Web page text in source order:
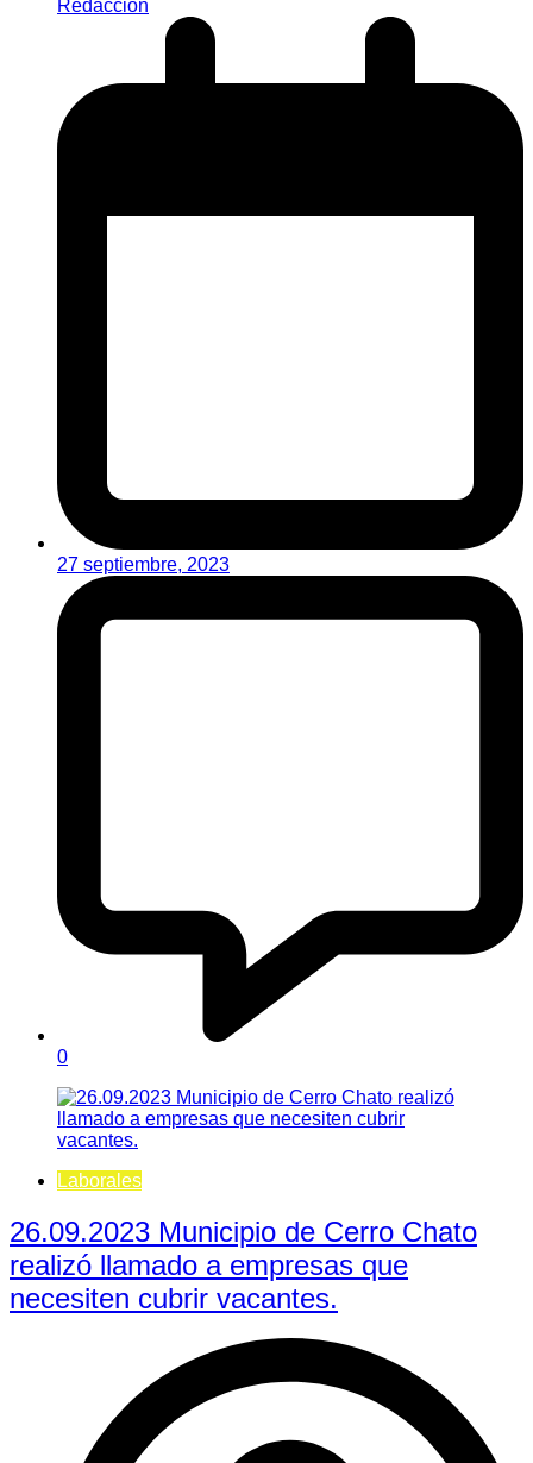
Redaccion
27 septiembre, 2023
0
Laborales
26.09.2023 Municipio de Cerro Chato
realizó llamado a empresas que
necesiten cubrir vacantes.